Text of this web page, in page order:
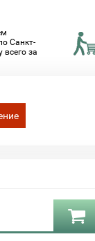
Санкт-
всего за